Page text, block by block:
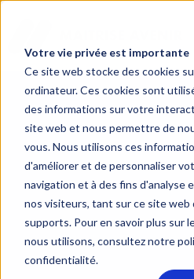
Votre vie privée est importante
Ce site web stocke des cookies
ordinateur. Ces cookies sont
des informations sur votre
site web et nous permettre de
vous. Nous utilisons ces
d'améliorer et de personnaliser
navigation et à des fins d'analyse
nos visiteurs, tant sur ce site web
supports. Pour en savoir plus sur
nous utilisons, consultez notre
confidentialité.